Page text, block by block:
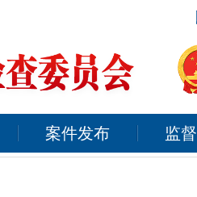
案件发布 监